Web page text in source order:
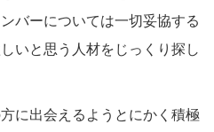
バーについては一切妥協する
いと思う人材をじっくり探し
に出会えるようとにかく積極